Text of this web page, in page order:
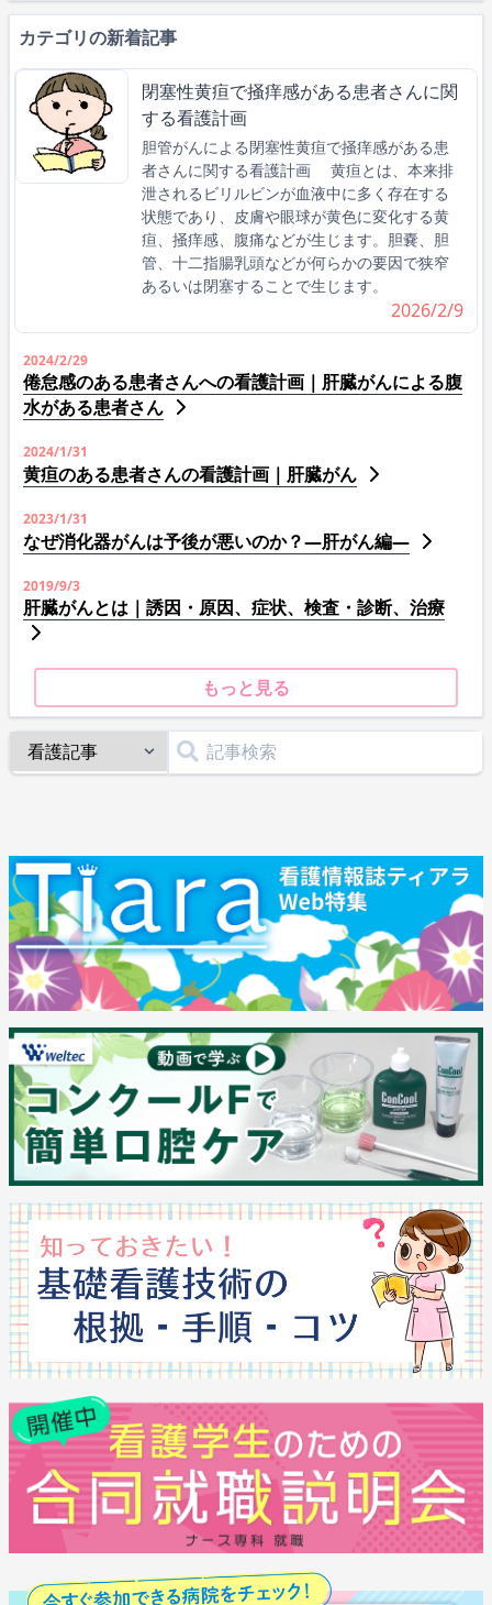
カテゴリの新着記事
閉塞性黄疸で掻痒感がある患者さんに関
する看護計画
胆管がんによる閉塞性黄疸で掻痒感がある患
者さんに関する看護計画 黄疸とは、本来排
泄されるビリルビンが血液中に多く存在する
状態であり、皮膚や眼球が黄色に変化する黄
疸、掻痒感、腹痛などが生じます。胆嚢、胆
管、十二指腸乳頭などが何らかの要因で狭窄
あるいは閉塞することで生じます。
2026/2/9
2024/2/29
倦怠感のある患者さんへの看護計画｜肝臓がんによる腹
水がある患者さん
2024/1/31
黄疸のある患者さんの看護計画｜肝臓がん
2023/1/31
なぜ消化器がんは予後が悪いのか？―肝がん編―
2019/9/3
肝臓がんとは｜誘因・原因、症状、検査・診断、治療
もっと見る